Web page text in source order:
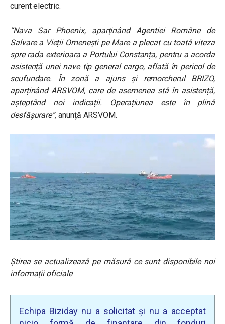
curent electric.
“Nava Sar Phoenix, aparținând Agentiei Române de
Salvare a Vieții Omenești pe Mare a plecat cu toată viteza
spre rada exterioara a Portului Constanța, pentru a acorda
asistență unei nave tip general cargo, aflată în pericol de
scufundare. În zonă a ajuns și remorcherul BRIZO,
aparținând ARSVOM, care de asemenea stă în asistență,
așteptând noi indicații. Operațiunea este în plină
desfășurare”, anunță ARSVOM.
Știrea se actualizează pe măsură ce sunt disponibile noi
informații oficiale
Echipa Biziday nu a solicitat și nu a acceptat